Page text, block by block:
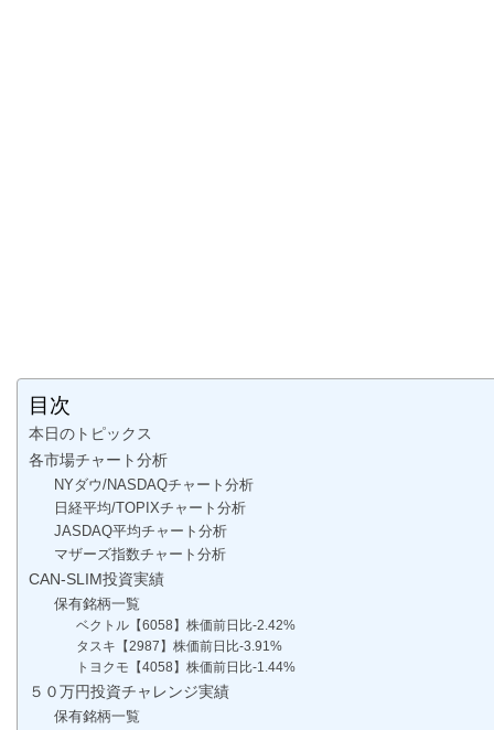
目次
本日のトピックス
各市場チャート分析
NYダウ/NASDAQチャート分析
日経平均/TOPIXチャート分析
JASDAQ平均チャート分析
マザーズ指数チャート分析
CAN-SLIM投資実績
保有銘柄一覧
ベクトル【6058】株価前日比-2.42%
タスキ【2987】株価前日比-3.91%
トヨクモ【4058】株価前日比-1.44%
５０万円投資チャレンジ実績
保有銘柄一覧